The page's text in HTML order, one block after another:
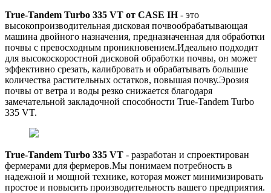
True-Tandem Turbo 335 VT от CASE IH- это
высокопроизводительная дисковая почвообрабатывающая
машина двойного назначения, предназначенная для обработки
почвы с превосходным проникновением.Идеально подходит
для высокоскоростной дисковой обработки почвы, он может
эффективно срезать, калибровать и обрабатывать большие
количества растительных остатков, повышая почву.Эрозия
почвы от ветра и воды резко снижается благодаря
замечательной закладочной способности True-Tandem Turbo
335 VT.
True-Tandem Turbo 335 VT - разработан и спроектирован
фермерами для фермеров.Мы понимаем потребность в
надежной и мощной технике, которая может минимизировать
простое и повысить производительность вашего предприятия.